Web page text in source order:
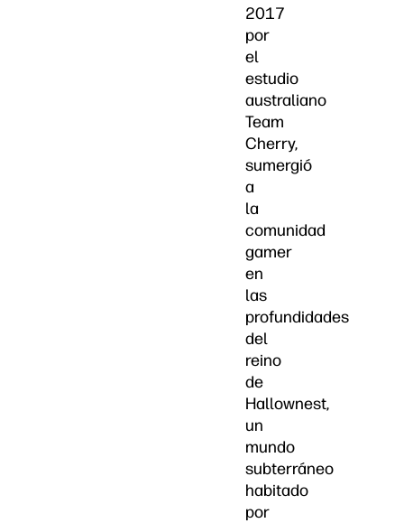
2017
por
el
estudio
australiano
Team
Cherry,
sumergió
a
la
comunidad
gamer
en
las
profundidades
del
reino
de
Hallownest,
un
mundo
subterráneo
habitado
por